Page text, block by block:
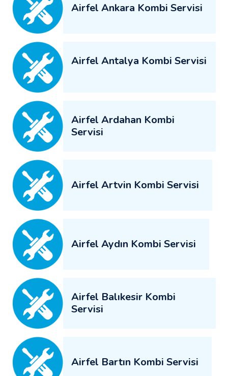
Airfel Ankara Kombi Servisi
Airfel Antalya Kombi Servisi
Airfel Ardahan Kombi
Servisi
Airfel Artvin Kombi Servisi
Airfel Aydın Kombi Servisi
Airfel Balıkesir Kombi
Servisi
Airfel Bartın Kombi Servisi